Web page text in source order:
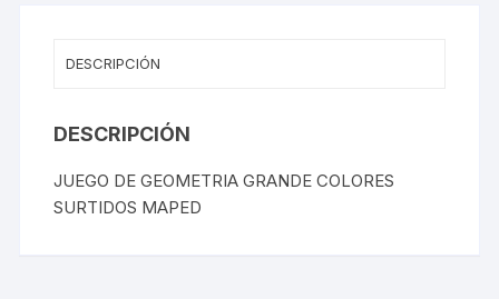
DESCRIPCIÓN
DESCRIPCIÓN
JUEGO DE GEOMETRIA GRANDE COLORES
SURTIDOS MAPED